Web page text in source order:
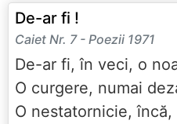
De-ar fi !
Caiet Nr. 7 - Poezii 1971
De-ar fi, în veci, o
O curgere, numai
O nestatornicie, încă,